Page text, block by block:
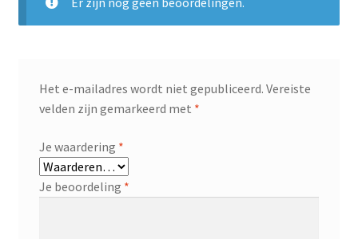
Het e-mailadres wordt niet gepubliceerd. Vereiste
velden zijn gemarkeerd met *
Je waardering *
Je beoordeling *